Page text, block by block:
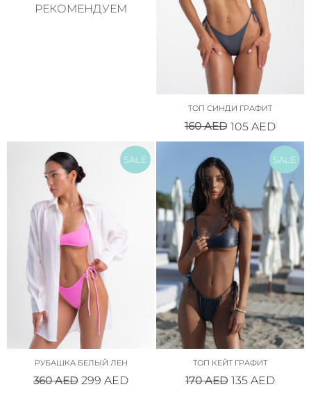
РЕКОМЕНДУЕМ
ТОП СИНДИ ГРАФИТ
160AED 105 AED
SALE
РУБАШКА БЕЛЫЙ ЛЕН
360AED 299 AED
SALE
ТОП КЕЙТ ГРАФИТ
170AED 135 AED